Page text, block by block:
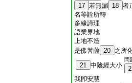
17 若無漏 18 者
名等詮所轉
多緣諦理
語業界地
上地不造
是佛菩薩 20 之所
21 中陰經大小
問
我卽安慧